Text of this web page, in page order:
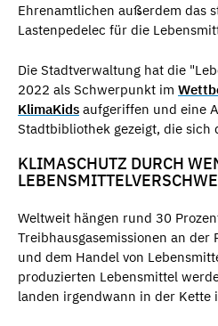
Ehrenamtlichen außerdem das
Lastenpedelec für die
Die Stadtverwaltung hat die
2022 als Schwerpunkt im
KlimaKids aufgeriffen und eine
Stadtbibliothek gezeigt, die sich
KLIMASCHUTZ DURCH
Weltweit hängen rund 30
Treibhausgasemissionen an
und dem Handel von
produzierten Lebensmittel
landen irgendwann in der Kette